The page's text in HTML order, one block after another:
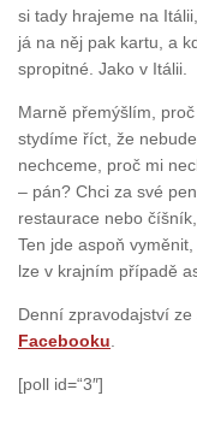
si tady hrajeme na
já na něj pak kartu, a
spropitné. Jako v Itálii.
Marně přemýšlím,
stydíme říct, že
nechceme, proč mi
– pán? Chci za své
restaurace nebo
Ten jde aspoň
lze v krajním případě
Denní zpravodajství
Facebooku
[poll id=“3″]